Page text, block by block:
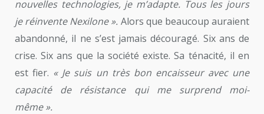
nouvelles technologies, je m’adapte. Tous les jours
je réinvente Nexilone ». Alors que beaucoup auraient
abandonné, il ne s’est jamais découragé. Six ans de
crise. Six ans que la société existe. Sa ténacité, il en
est fier. « Je suis un très bon encaisseur avec une
capacité de résistance qui me surprend moi-
même ».